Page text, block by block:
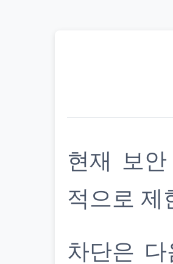
현재 보
적으로 제
차단은